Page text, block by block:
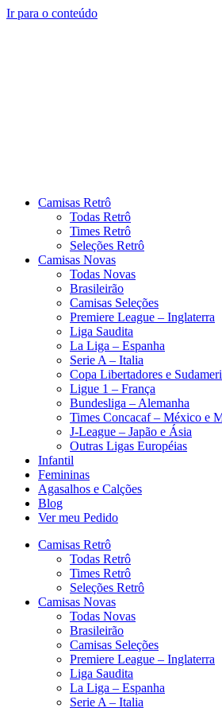
Ir para o conteúdo
Camisas Retrô
Todas Retrô
Times Retrô
Seleções Retrô
Camisas Novas
Todas Novas
Brasileirão
Camisas Seleções
Premiere League – Inglaterra
Liga Saudita
La Liga – Espanha
Serie A – Italia
Copa Libertadores e
Ligue 1 – França
Bundesliga – Alemanha
Times Concacaf – México e
J-League – Japão e Ásia
Outras Ligas Européias
Infantil
Femininas
Agasalhos e Calções
Blog
Ver meu Pedido
Camisas Retrô
Todas Retrô
Times Retrô
Seleções Retrô
Camisas Novas
Todas Novas
Brasileirão
Camisas Seleções
Premiere League – Inglaterra
Liga Saudita
La Liga – Espanha
Serie A – Italia